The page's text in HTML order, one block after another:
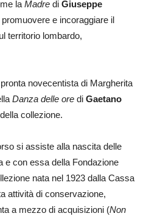
la Madre di Giuseppe
promuovere e incoraggiare il
territorio lombardo,
novecentista di Margherita
Danza delle ore di Gaetano
collezione.
si assiste alla nascita delle
e con essa della Fondazione
nata nel 1923 dalla Cassa
attività di conservazione,
a mezzo di acquisizioni (Non